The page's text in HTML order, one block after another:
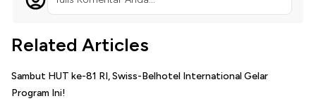
Related Articles
Sambut HUT ke-81 RI, Swiss-Belhotel International Gelar
Program Ini!